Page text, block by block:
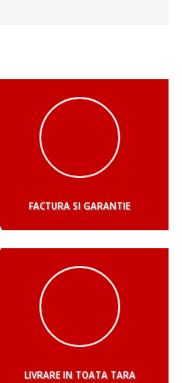
FACTURA SI GARANTIE
LIVRARE IN TOATA TARA